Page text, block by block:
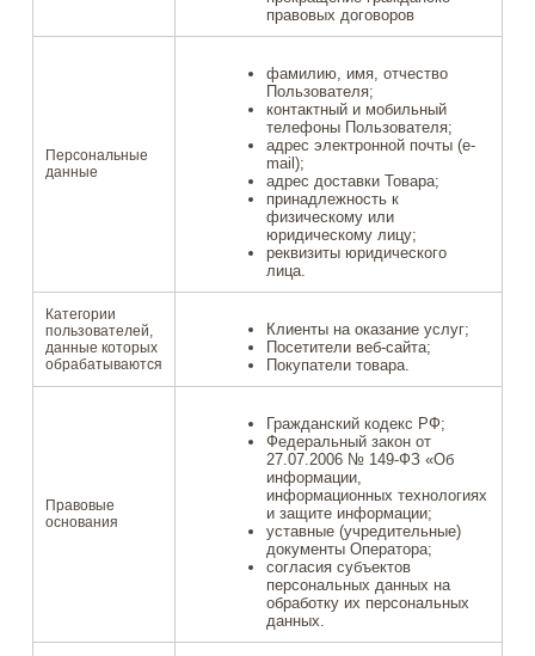
правовых договоров
Персональные
данные
фамилию, имя, отчество
Пользователя;
контактный и мобильный
телефоны Пользователя;
адрес электронной почты (e-
mail);
адрес доставки Товара;
принадлежность к
физическому или
юридическому лицу;
реквизиты юридического
лица.
Категории
пользователей,
данные которых
обрабатываются
Клиенты на оказание услуг;
Посетители веб-сайта;
Покупатели товара.
Правовые
основания
Гражданский кодекс РФ;
Федеральный закон от
27.07.2006 № 149-ФЗ «Об
информации,
информационных технологиях
и защите информации;
уставные (учредительные)
документы Оператора;
согласия субъектов
персональных данных на
обработку их персональных
данных.